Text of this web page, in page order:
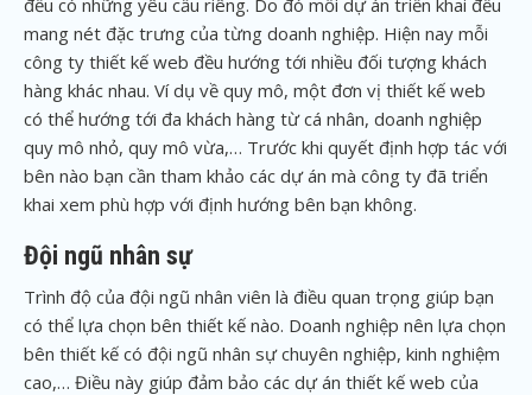
đều có những yêu cầu riêng. Do đó mỗi dự án triển khai đều
mang nét đặc trưng của từng doanh nghiệp. Hiện nay mỗi
công ty thiết kế web đều hướng tới nhiều đối tượng khách
hàng khác nhau. Ví dụ về quy mô, một đơn vị thiết kế web
có thể hướng tới đa khách hàng từ cá nhân, doanh nghiệp
quy mô nhỏ, quy mô vừa,… Trước khi quyết định hợp tác với
bên nào bạn cần tham khảo các dự án mà công ty đã triển
khai xem phù hợp với định hướng bên bạn không.
Đội ngũ nhân sự
Trình độ của đội ngũ nhân viên là điều quan trọng giúp bạn
có thể lựa chọn bên thiết kế nào. Doanh nghiệp nên lựa chọn
bên thiết kế có đội ngũ nhân sự chuyên nghiệp, kinh nghiệm
cao,… Điều này giúp đảm bảo các dự án thiết kế web của